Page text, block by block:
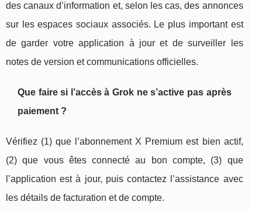
des canaux d’information et, selon les cas, des annonces
sur les espaces sociaux associés. Le plus important est
de garder votre application à jour et de surveiller les
notes de version et communications officielles.
Que faire si l’accès à Grok ne s’active pas après
paiement ?
Vérifiez (1) que l’abonnement X Premium est bien actif,
(2) que vous êtes connecté au bon compte, (3) que
l’application est à jour, puis contactez l’assistance avec
les détails de facturation et de compte.